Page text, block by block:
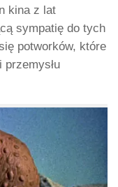
kina z lat
sympatię do tych
potworków, które
przemysłu